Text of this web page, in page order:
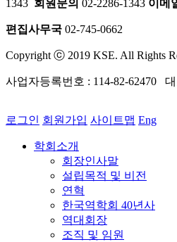
1343 회원문의 02-2286-1343 이메
편집사무국 02-745-0662
Copyright ⓒ 2019 KSE. All Rights
사업자등록번호 : 114-82-62470
로그인 회원가입 사이트맵 Eng
학회소개
회장인사말
설립목적 및 비전
연혁
한국역학회 40년사
역대회장
조직 및 임원